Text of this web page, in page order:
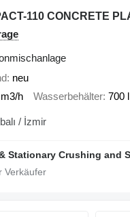
neu
h Wasserbehälter 700 l
/ İzmir